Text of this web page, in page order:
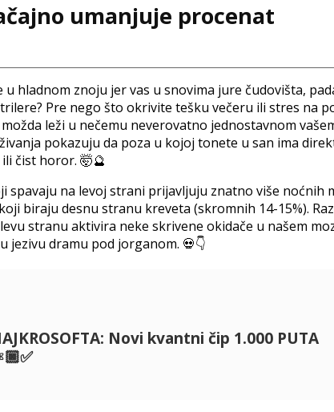
umanjuje procenat
u hladnom znoju jer vas u snovima jure čudovišta,
Pre nego što okrivite tešku večeru ili stres na
leži u nečemu neverovatno jednostavnom
pokazuju da poza u kojoj tonete u san ima
čist horor. 🤯🔮
spavaju na levoj strani prijavljuju znatno više noćnih
biraju desnu stranu kreveta (skromnih 14-15%).
stranu aktivira neke skrivene okidače u našem
dramu pod jorganom. 💀👇
Novi kvantni čip 1.000 PUTA